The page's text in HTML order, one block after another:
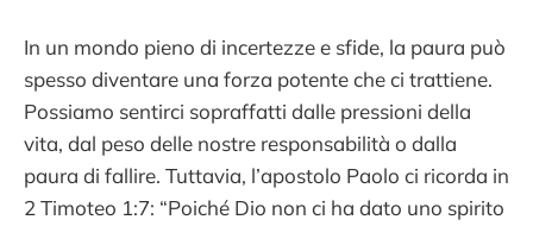
In un mondo pieno di incertezze e sfide, la paura può
spesso diventare una forza potente che ci trattiene.
Possiamo sentirci sopraffatti dalle pressioni della
vita, dal peso delle nostre responsabilità o dalla
paura di fallire. Tuttavia, l’apostolo Paolo ci ricorda in
2 Timoteo 1:7: “Poiché Dio non ci ha dato uno spirito